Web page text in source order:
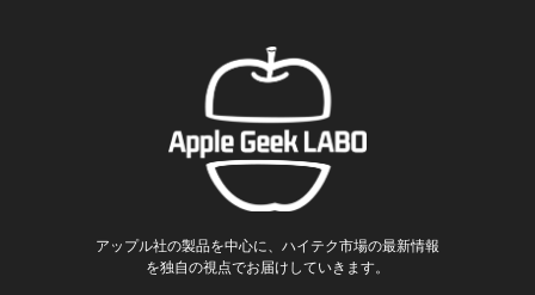
アップル社の製品を中心に、ハイテク市場の最新情報
を独自の視点でお届けしていきます。